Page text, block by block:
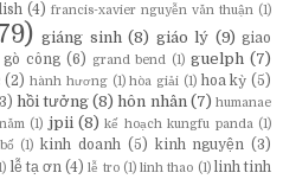
(4) francis-xavier nguyễn văn thuận (1)
giáng sinh (8) giáo lý (9) giao
gò công (6) grand bend (1) guelph (7)
(2) hành hương (1) hòa giải (1) hoa kỳ (5)
hồi tưởng (8) hôn nhân (7) humanae
(1) jpii (8) kế hoạch kungfu panda (1)
(1) kinh doanh (5) kinh nguyện (3)
lễ tạ ơn (4) lễ tro (1) linh thao (1) linh tinh